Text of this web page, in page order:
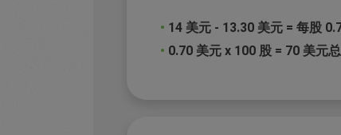
• 14 美元 - 13.30 美元 = 每股
• 0.70 美元 x 100 股 = 70 美元